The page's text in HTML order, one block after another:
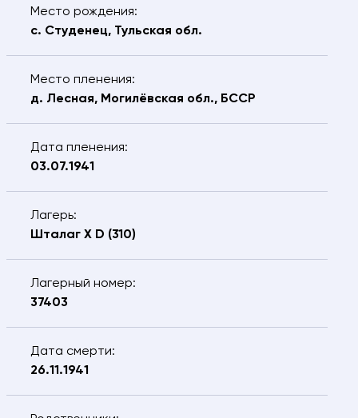
Место рождения:
с. Студенец, Тульская обл.
Место пленения:
д. Лесная, Могилёвская обл., БССР
Дата пленения:
03.07.1941
Лагерь:
Шталаг X D (310)
Лагерный номер:
37403
Дата смерти:
26.11.1941
Сообщение
данных.